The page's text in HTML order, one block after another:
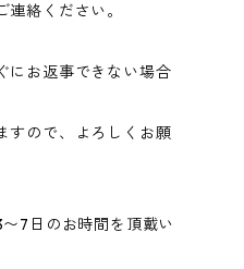
絡ください。
にお返事できない場合
すので、よろしくお願
7日のお時間を頂戴い